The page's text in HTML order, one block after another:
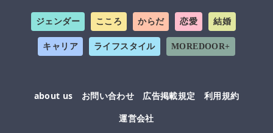
ジェンダー こころ からだ 恋愛 結婚
キャリア ライフスタイル MOREDOOR+
about us お問い合わせ 広告掲載規定
利用規約
運営会社